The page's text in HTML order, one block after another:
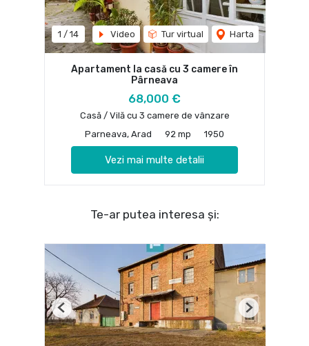
1 / 14 Video Tur virtual Harta
Apartament la casă cu 3 camere în
Pârneava
68,000 €
Casă / Vilă cu 3 camere de vânzare
Parneava, Arad
92 mp 1950
Vezi mai multe detalii
Te-ar putea interesa și:
Previous Next